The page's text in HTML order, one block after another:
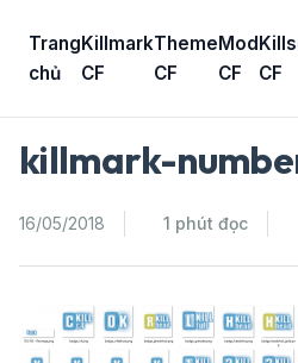
content
Trang
chủ
Killmark
CF
Theme
CF
Mod
CF
CF
killmark-
16/05/2018 1 phút đọc